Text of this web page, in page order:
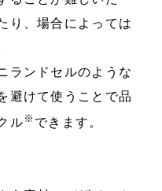
り、場合によっては
ランドセルのような
避けて使うことで品
ル ※ できます。